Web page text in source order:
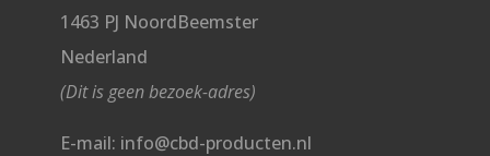
1463 PJ NoordBeemster
Nederland
(Dit is geen bezoek-adres)
E-mail: info@cbd-producten.nl